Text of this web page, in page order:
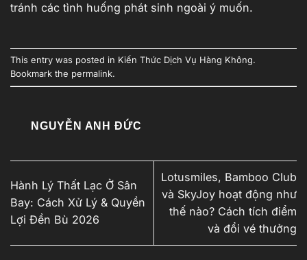
tránh các tình huống phát sinh ngoài ý muốn.
This entry was posted in Kiến Thức Dịch Vụ Hàng Không.
Bookmark the permalink.
NGUYỄN ANH ĐỨC
Hành Lý Thất Lạc Ở Sân
Bay: Cách Xử Lý & Quyền
Lợi Đền Bù 2026
Lotusmiles, Bamboo Club
và SkyJoy hoạt động như
thế nào? Cách tích điểm
và đổi vé thưởng